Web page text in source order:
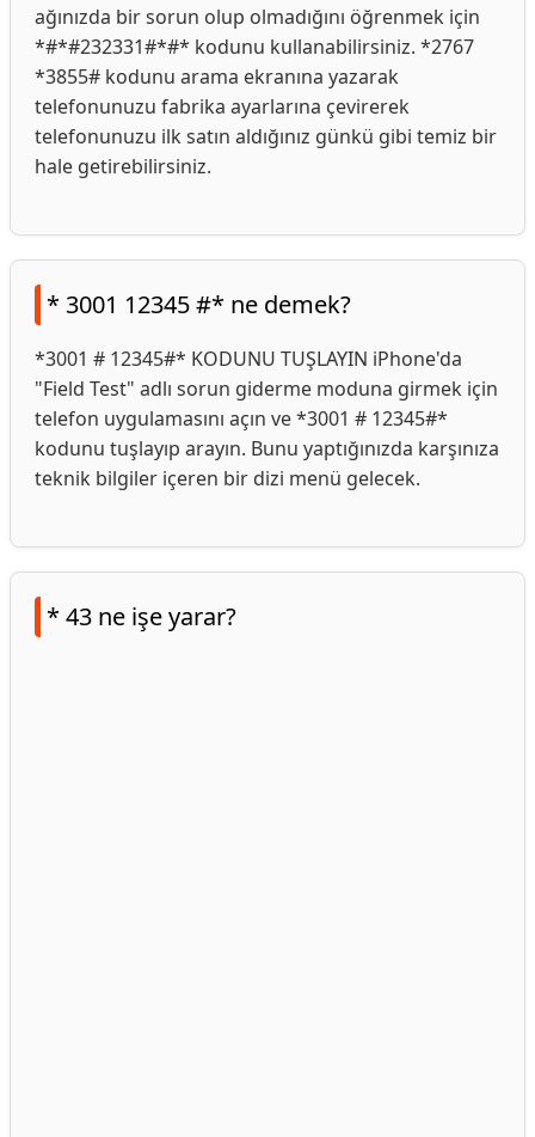
ağınızda bir sorun olup olmadığını öğrenmek için
*#*#232331#*#* kodunu kullanabilirsiniz. *2767
*3855# kodunu arama ekranına yazarak
telefonunuzu fabrika ayarlarına çevirerek
telefonunuzu ilk satın aldığınız günkü gibi temiz bir
hale getirebilirsiniz.
* 3001 12345 #* ne demek?
*3001 # 12345#* KODUNU TUŞLAYIN iPhone'da
"Field Test" adlı sorun giderme moduna girmek için
telefon uygulamasını açın ve *3001 # 12345#*
kodunu tuşlayıp arayın. Bunu yaptığınızda karşınıza
teknik bilgiler içeren bir dizi menü gelecek.
* 43 ne işe yarar?